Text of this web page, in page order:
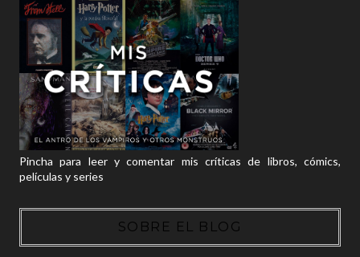
Pincha para leer y comentar mis críticas de libros, cómics,
películas y series
SOBRE EL BLOG